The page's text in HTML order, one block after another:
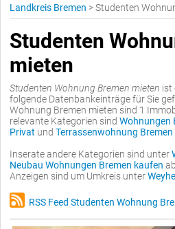
Landkreis Bremen >Studenten
Studenten
mieten
Studenten Wohnung Bremen mieten ist
folgende Datenbankeinträge für Sie
Wohnung Bremen mieten sind 1
relevante Kategorien sind Wohnungen
Privat und Terrassenwohnung
Inserate andere Kategorien sind unter
Neubau Wohnungen Bremen kaufen
Anzeigen sind um Umkreis unterWeyhe
RSS Feed Studenten Wohnung